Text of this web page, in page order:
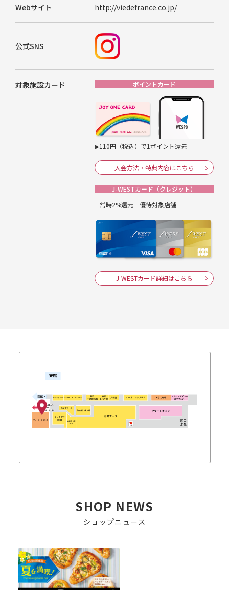
Webサイト http://viedefrance.co.jp/
公式SNS
対象施設カード ポイントカード
▶110円（税込）で1ポイント還元
入会方法・特典内容はこちら
J-WESTカード（クレジット）
常時2%還元 優待対象店舗
J-WESTカード詳細はこちら
SHOP NEWS
ショップニュース